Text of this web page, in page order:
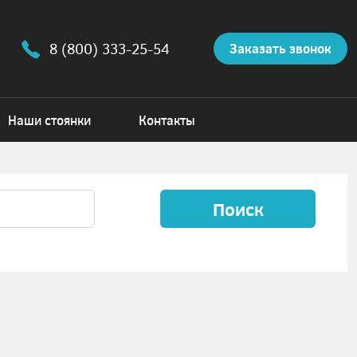
8 (800) 333-25-54 Заказать звонок
Наши стоянки Контакты
Поиск